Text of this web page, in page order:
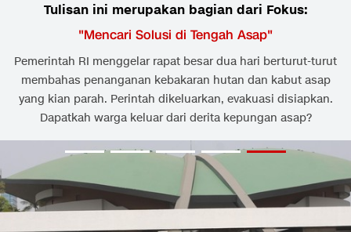
Tulisan ini merupakan bagian dari Fokus:
"Mencari Solusi di Tengah Asap"
Pemerintah RI menggelar rapat besar dua hari berturut-turut
membahas penanganan kebakaran hutan dan kabut asap
yang kian parah. Perintah dikeluarkan, evakuasi disiapkan.
Dapatkah warga keluar dari derita kepungan asap?